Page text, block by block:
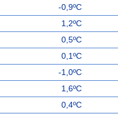
-0,9ºC
1,2ºC
0,5ºC
0,1ºC
-1,0ºC
1,6ºC
0,4ºC